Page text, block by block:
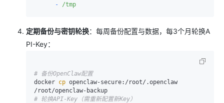
-
/tmp
定期备份与密钥轮换：每周备份配置与数据，每3个月轮换A
PI-Key：
# 备份OpenClaw配置
docker cp openclaw-secure:/root/.openclaw
# 轮换API-Key（需重新配置新Key）